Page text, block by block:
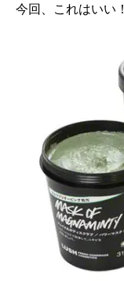
今回、これはいい